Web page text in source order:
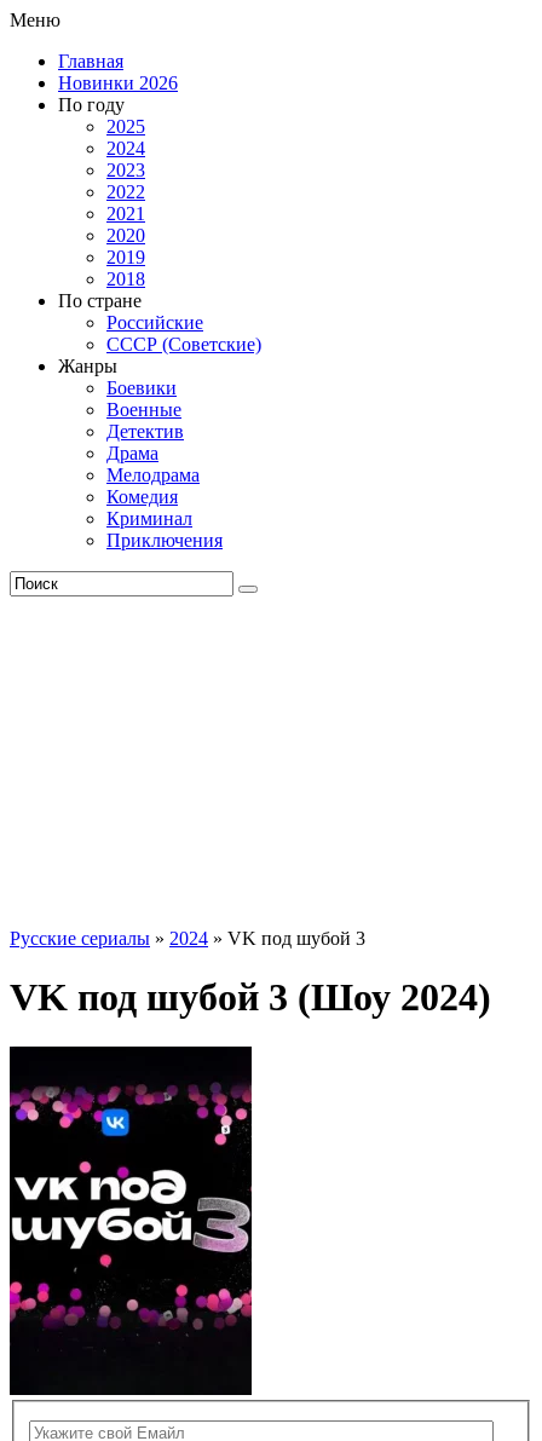
Меню
Главная
Новинки 2026
По году
2025
2024
2023
2022
2021
2020
2019
2018
По стране
Российские
СССР (Советские)
Жанры
Боевики
Военные
Детектив
Драма
Мелодрама
Комедия
Криминал
Приключения
Русские сериалы » 2024 » VK под шубой 3
VK под шубой 3 (Шоу 2024)